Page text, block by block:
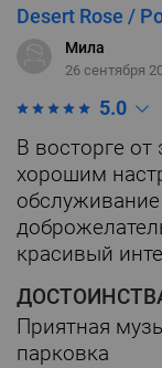
Desert Rose /
Мила
26 сентября
5.0
В восторге от
хорошим
красивый
Приятная
парковка